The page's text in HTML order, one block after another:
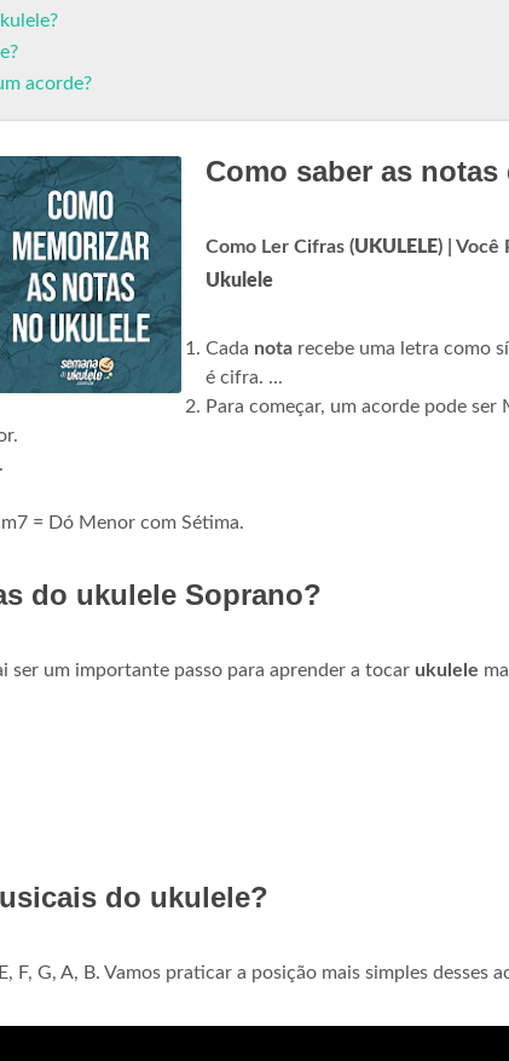
acorde?
Como saber as
Como Ler Cifras (UKULELE) | Você
Ukulele
Cada nota recebe uma letra como
é cifra. ...
Para começar, um acorde pode ser
= Dó Menor com Sétima.
do ukulele Soprano?
ser um importante passo para aprender a tocar ukulele
do ukulele?
F, G, A, B. Vamos praticar a posição mais simples desses